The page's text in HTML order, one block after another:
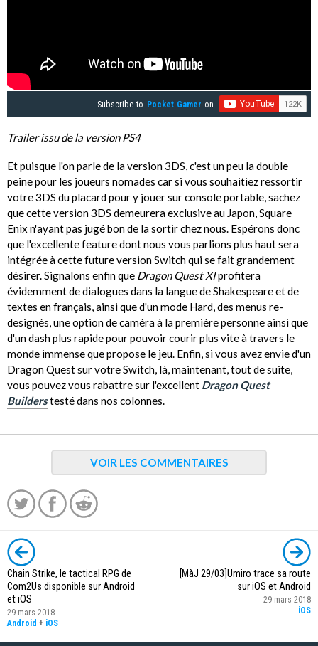
Subscribe to Pocket Gamer on
Trailer issu de la version PS4
Et puisque l'on parle de la version 3DS, c'est un peu la double
peine pour les joueurs nomades car si vous souhaitiez ressortir
votre 3DS du placard pour y jouer sur console portable, sachez
que cette version 3DS demeurera exclusive au Japon, Square
Enix n'ayant pas jugé bon de la sortir chez nous. Espérons donc
que l'excellente feature dont nous vous parlions plus haut sera
intégrée à cette future version Switch qui se fait grandement
désirer. Signalons enfin que Dragon Quest XIprofitera
évidemment de dialogues dans la langue de Shakespeare et de
textes en français, ainsi que d'un mode Hard, des menus re-
designés, une option de caméra à la première personne ainsi que
d'un dash plus rapide pour pouvoir courir plus vite à travers le
monde immense que propose le jeu. Enfin, si vous avez envie d'un
Dragon Quest sur votre Switch, là, maintenant, tout de suite,
vous pouvez vous rabattre sur l'excellent Dragon Quest
Builderstesté dans nos colonnes.
VOIR LES COMMENTAIRES
Chain Strike, le tactical RPG de
Com2Us disponible sur Android
et iOS
29 mars 2018
Android + iOS
[MàJ 29/03]Umiro trace sa route
sur iOS et Android
29 mars 2018
iOS